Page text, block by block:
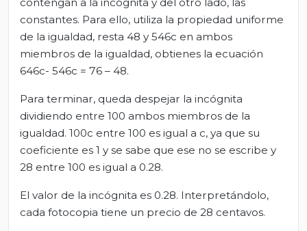
constantes. Para ello, utiliza la propiedad uniforme
de la igualdad, resta 48 y 546c en ambos
miembros de la igualdad, obtienes la ecuación
646c- 546c = 76 – 48.
Para terminar, queda despejar la incógnita
dividiendo entre 100 ambos miembros de la
igualdad. 100c entre 100 es igual a c, ya que su
coeficiente es 1 y se sabe que ese no se escribe y
28 entre 100 es igual a 0.28.
El valor de la incógnita es 0.28. Interpretándolo,
cada fotocopia tiene un precio de 28 centavos.